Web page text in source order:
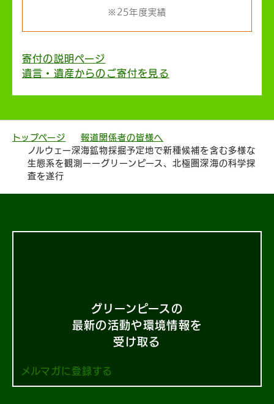
※25年度実績
寄付の説明ページ
遺言・遺産からのご寄付を見る
トップページ
報道関係者の皆様へ
ノルウェー深海鉱物採掘予定地で新種候補を含む多様な
生態系を観測ーーグリーンピース、北極圏深海の科学探
査を遂行
グリーンピースの
最新の活動や環境情報を
受け取る
メルマガに登録する